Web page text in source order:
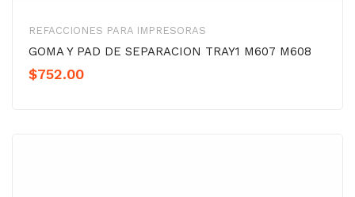
REFACCIONES PARA IMPRESORAS
GOMA Y PAD DE SEPARACION TRAY1 M607 M608
$752.00